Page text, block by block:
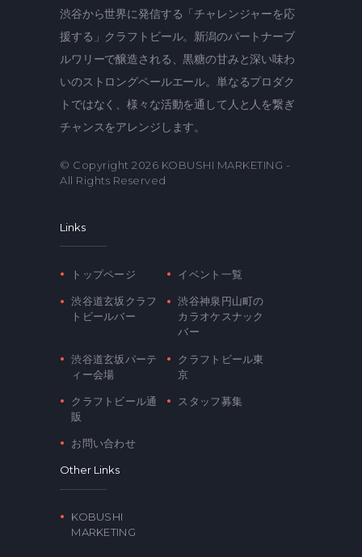
渋谷から世界に発信する「チャレンジャーを応
援する」クラフトビール。新潟のパートナーブ
ルワリーで醸造される、黒糖の甘みと深い味わ
いのストロングペールエール。単なるプロダク
トではなく、様々な活動を通して人と人を繋ぎ
チャンスをアレンジします。
© Copyright 2026 KOBUSHI MARKETING -
All Rights Reserved
Links
トップページ イベント一覧
渋谷道玄坂クラフ
トビールバー
渋谷神泉円山町の
カラオケスナック
バー
渋谷道玄坂パーテ
ィー会場
クラフトビール東
京
クラフトビール通
販
スタッフ募集
お問い合わせ
Other Links
KOBUSHI
MARKETING